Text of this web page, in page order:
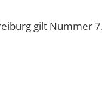
gilt